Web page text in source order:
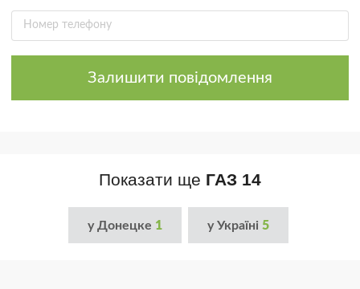
Залишити повідомлення
Показати ще ГАЗ 14
у Донецке 1 у Україні 5